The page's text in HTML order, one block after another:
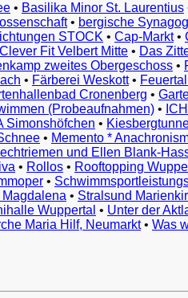
Vorbeelden
Przykłady
Ejemplos
Örnekler
Примеры
示
例
例
예
• Basilika Minor St. Laurentius
• bergische
STOCK • Cap-Markt•
Clever Fit Velbert Mitte • Das
zweites Obergeschoss •
• Färberei Weskott•
Cronenberg •
(Probeaufnahmen) •
Simonshöfchen •
• Memento *
und Ellen Blank-
• Rollos • Rooftopping
•
Magdalena • Stralsund
Wuppertal • Unter der
Maria Hilf, Neumarkt• Was